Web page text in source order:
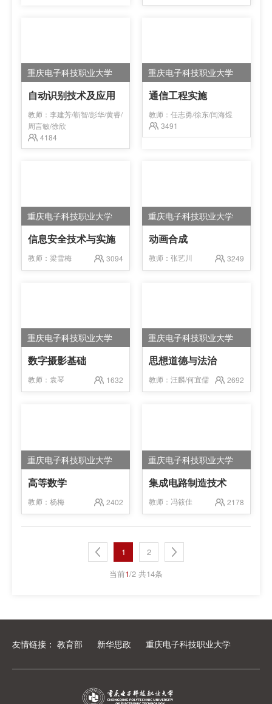
重庆电子科技职业大学
自动识别技术及应用
教师： 李建芳/靳智/彭华/黄睿/
周言敏/徐欣
4184
重庆电子科技职业大学
通信工程实施
教师： 任志勇/徐东/闫海煜
3491
重庆电子科技职业大学
信息安全技术与实施
教师： 梁雪梅 3094
重庆电子科技职业大学
动画合成
教师： 张艺川 3249
重庆电子科技职业大学
数字摄影基础
教师： 袁琴 1632
重庆电子科技职业大学
思想道德与法治
教师： 汪麟/何宜儒 2692
重庆电子科技职业大学
高等数学
教师： 杨梅 2402
重庆电子科技职业大学
集成电路制造技术
教师： 冯筱佳 2178
1
2
当前1/2 共14条
友情链接： 教育部 新华思政 重庆电子科技职业大学